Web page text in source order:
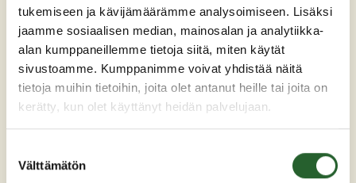
tukemiseen ja kävijämäärämme analysoimiseen. Lisäksi
jaamme sosiaalisen median, mainosalan ja analytiikka-
alan kumppaneillemme tietoja siitä, miten käytät
sivustoamme. Kumppanimme voivat yhdistää näitä
tietoja muihin tietoihin, joita olet antanut heille tai joita on
kerätty, kun olet käyttänyt heidän palvelujaan.
valinta
Välttämätön
Maaherrankatu 7
89200 Puolanka